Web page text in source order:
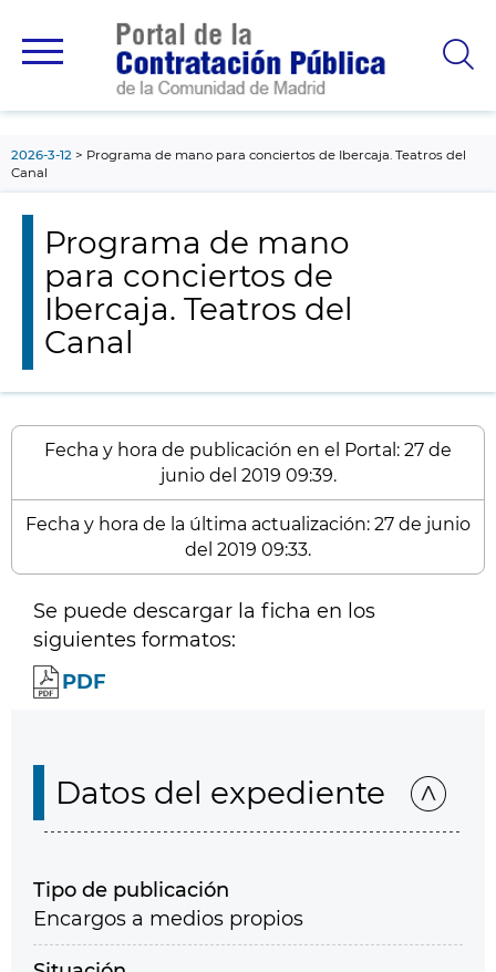
principal
2026-3-12
Programa de mano para conciertos de Ibercaja. Teatros del
Canal
Programa de mano
para conciertos de
Ibercaja. Teatros del
Canal
Fecha y hora de publicación en el Portal: 27 de
junio del 2019 09:39.
Fecha y hora de la última actualización: 27 de junio
del 2019 09:33.
Se puede descargar la ficha en los
siguientes formatos:
PDF
Datos del expediente
Tipo de publicación
Encargos a medios propios